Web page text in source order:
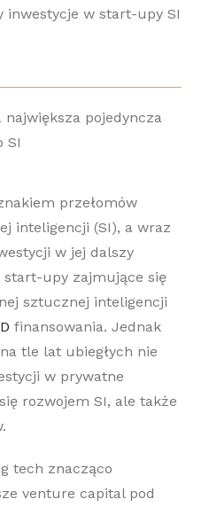
inwestycje w start-upy SI
największa pojedyncza
SI
przełomów
inteligencji (SI), a wraz
w jej dalszy
start-upy zajmujące się
sztucznej inteligencji
finansowania. Jednak
tle lat ubiegłych nie
w prywatne
rozwojem SI, ale także
tech znacząco
venture capital pod